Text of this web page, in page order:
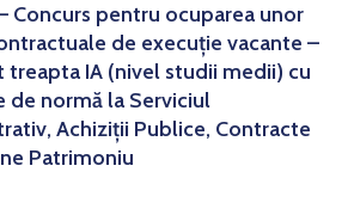
Concurs pentru ocuparea unor
de execuție vacante –
treapta IA (nivel studii medii) cu
de normă la Serviciul
Achiziții Publice, Contracte
Patrimoniu